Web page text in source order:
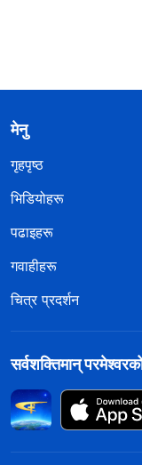
मेनु
गृहपृष्ठ
भिडियोहरू
पढाइहरू
गवाहीहरू
चित्र प्रदर्शन
सर्वशक्तिमान्‌